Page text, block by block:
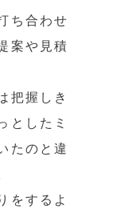
ち合わせ
案や見積
把握しき
としたミ
たのと違
をするよ